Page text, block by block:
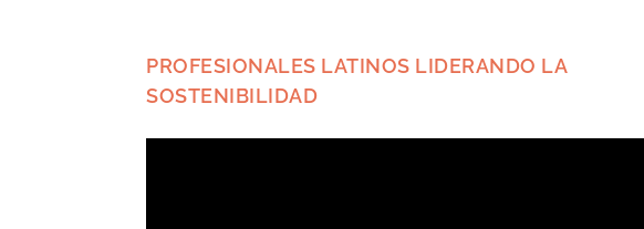
PROFESIONALES LATINOS LIDERANDO LA
SOSTENIBILIDAD